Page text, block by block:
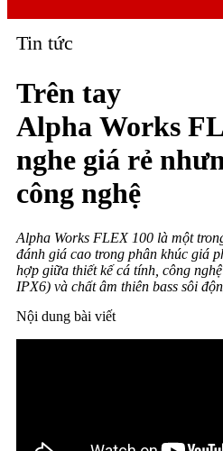
Tin tức
Trên tay
Alpha Works
nghe giá rẻ
công nghệ
Alpha Works FLEX 100 là một
đánh giá cao trong phân khúc giá
hợp giữa thiết kế cá tính, công
IPX6) và chất âm thiên bass sôi
Nội dung bài viết